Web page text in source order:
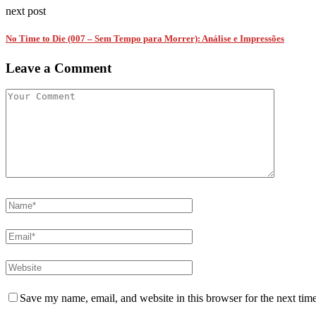
next post
No Time to Die (007 – Sem Tempo para Morrer): Análise e Impressões
Leave a Comment
Save my name, email, and website in this browser for the next